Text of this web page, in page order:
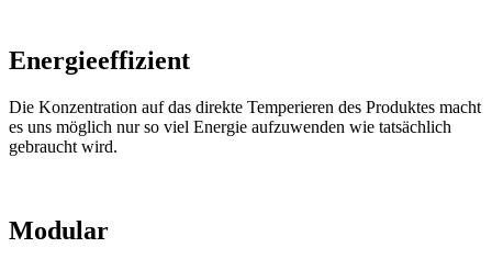
Energieeffizient
Die Konzentration auf das direkte Temperieren des Produktes macht
es uns möglich nur so viel Energie aufzuwenden wie tatsächlich
gebraucht wird.
Modular